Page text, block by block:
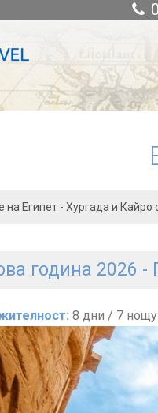
на Египет - Хургада и Кайро
година 2026 -
8 дни / 7